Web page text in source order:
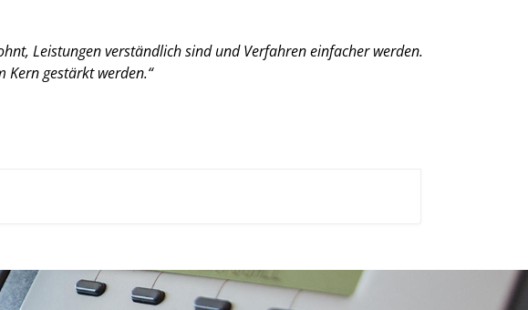
Leistungen verständlich sind und Verfahren einfacher werden.
Kern gestärkt werden.“